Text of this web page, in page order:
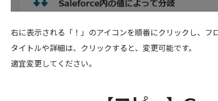
右に表示される「！」のアイコンを順番にクリックし、フ
タイトルや詳細は、クリックすると、変更可能です。
適宜変更してください。